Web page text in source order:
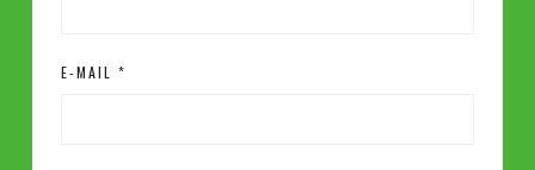
E-MAIL *